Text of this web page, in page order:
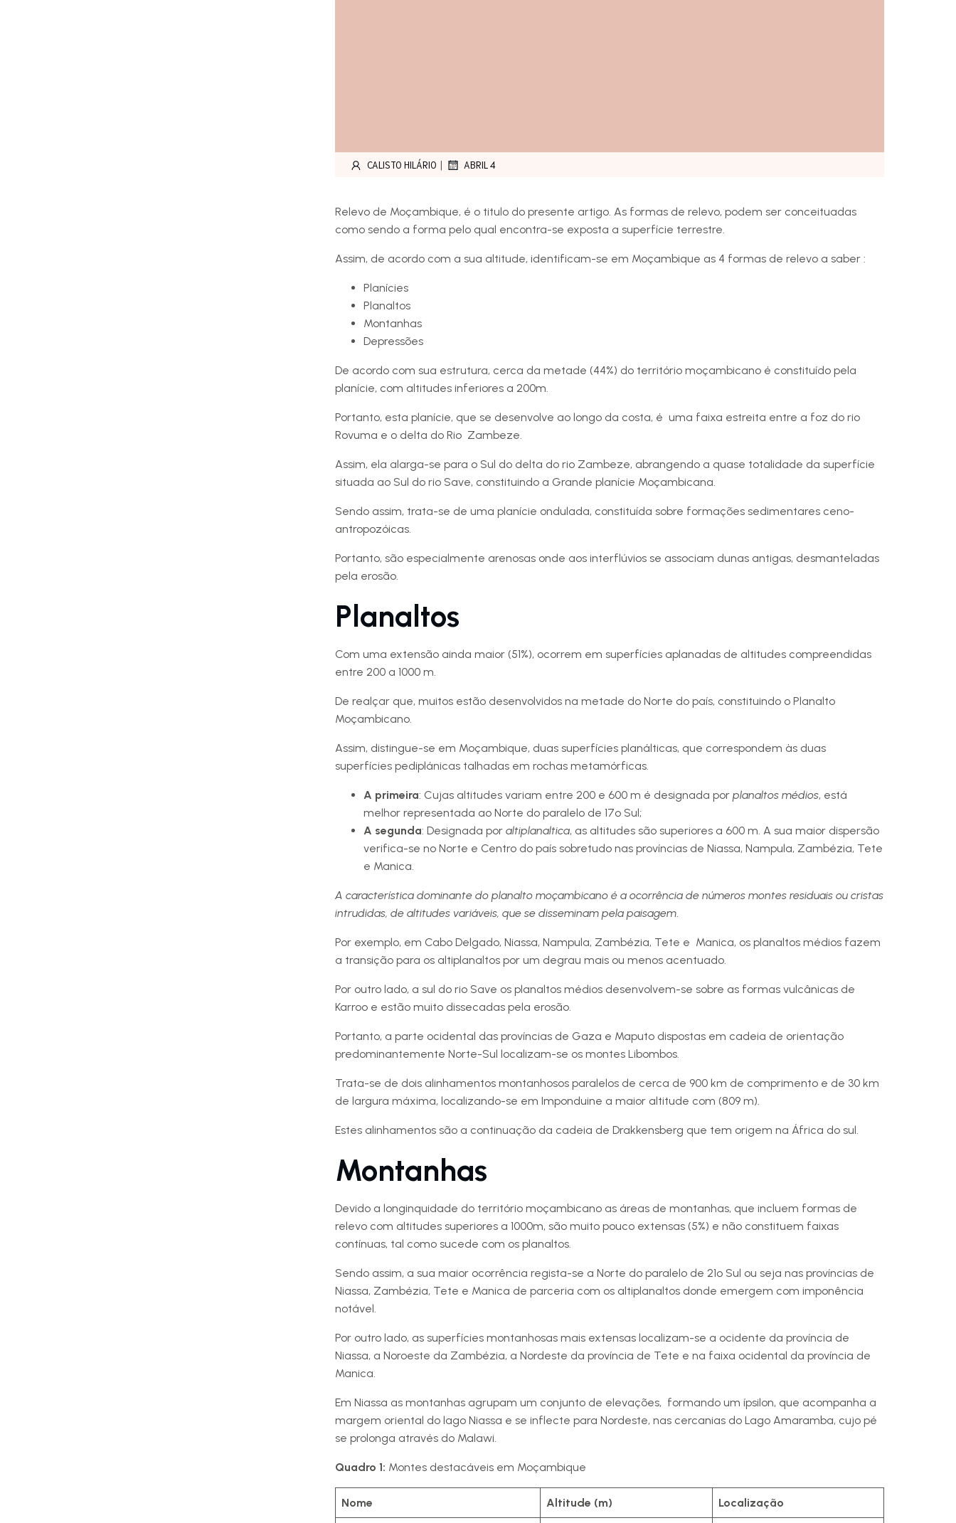
CALISTO HILÁRIO | ABRIL 4
Relevo de Moçambique, é o titulo do presente artigo. As formas de relevo, podem ser conceituadas
como sendo a forma pelo qual encontra-se exposta a superfície terrestre.
Assim, de acordo com a sua altitude, identificam-se em Moçambique as 4 formas de relevo a saber :
Planícies
Planaltos
Montanhas
Depressões
De acordo com sua estrutura, cerca da metade (44%) do território moçambicano é constituído pela
planície, com altitudes inferiores a 200m.
Portanto, esta planície, que se desenvolve ao longo da costa, é uma faixa estreita entre a foz do rio
Rovuma e o delta do Rio Zambeze.
Assim, ela alarga-se para o Sul do delta do rio Zambeze, abrangendo a quase totalidade da superfície
situada ao Sul do rio Save, constituindo a Grande planície Moçambicana.
Sendo assim, trata-se de uma planície ondulada, constituída sobre formações sedimentares ceno-
antropozóicas.
Portanto, são especialmente arenosas onde aos interflúvios se associam dunas antigas, desmanteladas
pela erosão.
Planaltos
Com uma extensão ainda maior (51%), ocorrem em superfícies aplanadas de altitudes compreendidas
entre 200 a 1000 m.
De realçar que, muitos estão desenvolvidos na metade do Norte do país, constituindo o Planalto
Moçambicano.
Assim, distingue-se em Moçambique, duas superfícies planálticas, que correspondem às duas
superfícies pediplánicas talhadas em rochas metamórficas.
A primeira: Cujas altitudes variam entre 200 e 600 m é designada por planaltos médios, está
melhor representada ao Norte do paralelo de 17º Sul;
A segunda: Designada por altiplanaltica, as altitudes são superiores a 600 m. A sua maior dispersão
verifica-se no Norte e Centro do país sobretudo nas províncias de Niassa, Nampula, Zambézia, Tete
e Manica.
A característica dominante do planalto moçambicano é a ocorrência de números montes residuais ou cristas
intrudidas, de altitudes variáveis, que se disseminam pela paisagem.
Por exemplo, em Cabo Delgado, Niassa, Nampula, Zambézia, Tete e Manica, os planaltos médios fazem
a transição para os altiplanaltos por um degrau mais ou menos acentuado.
Por outro lado, a sul do rio Save os planaltos médios desenvolvem-se sobre as formas vulcânicas de
Karroo e estão muito dissecadas pela erosão.
Portanto, a parte ocidental das províncias de Gaza e Maputo dispostas em cadeia de orientação
predominantemente Norte-Sul localizam-se os montes Libombos.
Trata-se de dois alinhamentos montanhosos paralelos de cerca de 900 km de comprimento e de 30 km
de largura máxima, localizando-se em Imponduine a maior altitude com (809 m).
Estes alinhamentos são a continuação da cadeia de Drakkensberg que tem origem na África do sul.
Montanhas
Devido a longinquidade do território moçambicano as áreas de montanhas, que incluem formas de
relevo com altitudes superiores a 1000m, são muito pouco extensas (5%) e não constituem faixas
contínuas, tal como sucede com os planaltos.
Sendo assim, a sua maior ocorrência regista-se a Norte do paralelo de 21º Sul ou seja nas províncias de
Niassa, Zambézia, Tete e Manica de parceria com os altiplanaltos donde emergem com imponência
notável.
Por outro lado, as superfícies montanhosas mais extensas localizam-se a ocidente da província de
Niassa, a Noroeste da Zambézia, a Nordeste da província de Tete e na faixa ocidental da província de
Manica.
Em Niassa as montanhas agrupam um conjunto de elevações, formando um ípsilon, que acompanha a
margem oriental do lago Niassa e se inflecte para Nordeste, nas cercanias do Lago Amaramba, cujo pé
se prolonga através do Malawi.
Quadro 1: Montes destacáveis em Moçambique
Nome Altitude (m) Localização